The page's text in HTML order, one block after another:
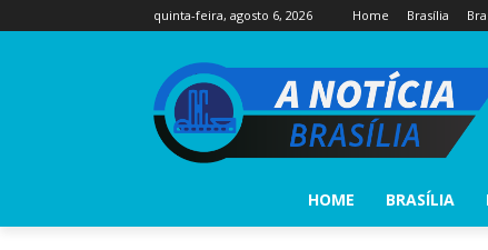
quinta-feira, agosto 6, 2026 Home Brasília
HOME BRASÍLIA